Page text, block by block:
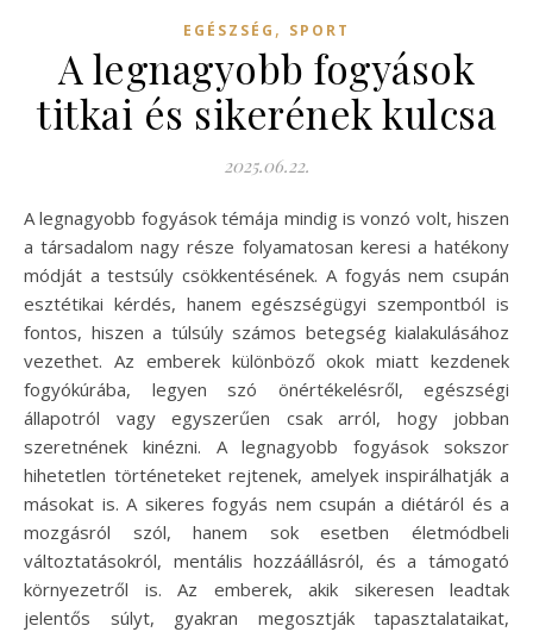
EGÉSZSÉG , SPORT
A legnagyobb fogyások
titkai és sikerének kulcsa
2025.06.22.
A legnagyobb fogyások témája mindig is vonzó volt, hiszen
a társadalom nagy része folyamatosan keresi a hatékony
módját a testsúly csökkentésének. A fogyás nem csupán
esztétikai kérdés, hanem egészségügyi szempontból is
fontos, hiszen a túlsúly számos betegség kialakulásához
vezethet. Az emberek különböző okok miatt kezdenek
fogyókúrába, legyen szó önértékelésről, egészségi
állapotról vagy egyszerűen csak arról, hogy jobban
szeretnének kinézni. A legnagyobb fogyások sokszor
hihetetlen történeteket rejtenek, amelyek inspirálhatják a
másokat is. A sikeres fogyás nem csupán a diétáról és a
mozgásról szól, hanem sok esetben életmódbeli
változtatásokról, mentális hozzáállásról, és a támogató
környezetről is. Az emberek, akik sikeresen leadtak
jelentős súlyt, gyakran megosztják tapasztalataikat,